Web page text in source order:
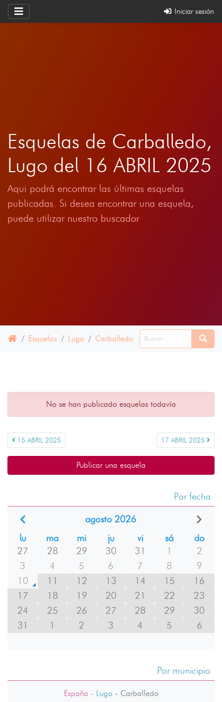
Iniciar sesión
Esquelas de Carballedo,
Lugo del 16 ABRIL 2025
Aqui podrá encontrar las últimas esquelas
publicadas. Si desea encontrar una esquela,
puede utilizar nuestro buscador
Esquelas Lugo Carballedo 16 ABRIL 2025
No se han publicado esquelas todavía
15 ABRIL 2025 17 ABRIL 2025
Publicar una esquela
Por fecha
agosto 2026
lu
ma mi ju vi sá
do
27
28 29 30 31 1
2
3
4 5 6 7 8
9
10
11 12 13 14 15
16
17
18 19 20 21 22
23
24
25 26 27 28 29
30
31
1 2 3 4 5 6
Por municipio
España - Lugo- Carballedo